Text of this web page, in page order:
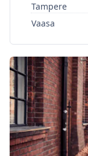
Tampere
Vaasa